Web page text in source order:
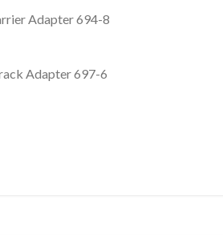
Adapter 694-8
Adapter 697-6